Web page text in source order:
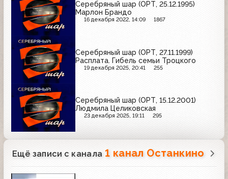
Серебряный шар (ОРТ, 25.12.1995)
Марлон Брандо
16 декабря 2022, 14:09 1867
Серебряный шар (ОРТ, 27.11.1999)
Расплата. Гибель семьи Троцкого
19 декабря 2025, 20:41 255
Серебряный шар (ОРТ, 15.12.2001)
Людмила Целиковская
23 декабря 2025, 19:11 295
Ещё записи с канала 1 канал Останкино